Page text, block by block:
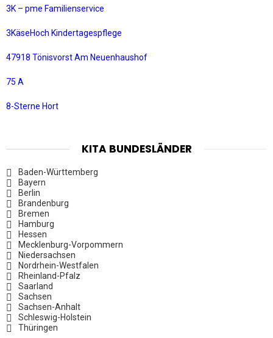
3K – pme Familienservice
3KäseHoch Kindertagespflege
47918 Tönisvorst Am Neuenhaushof
75 A
8-Sterne Hort
KITA BUNDESLÄNDER
Baden-Württemberg
Bayern
Berlin
Brandenburg
Bremen
Hamburg
Hessen
Mecklenburg-Vorpommern
Niedersachsen
Nordrhein-Westfalen
Rheinland-Pfalz
Saarland
Sachsen
Sachsen-Anhalt
Schleswig-Holstein
Thüringen